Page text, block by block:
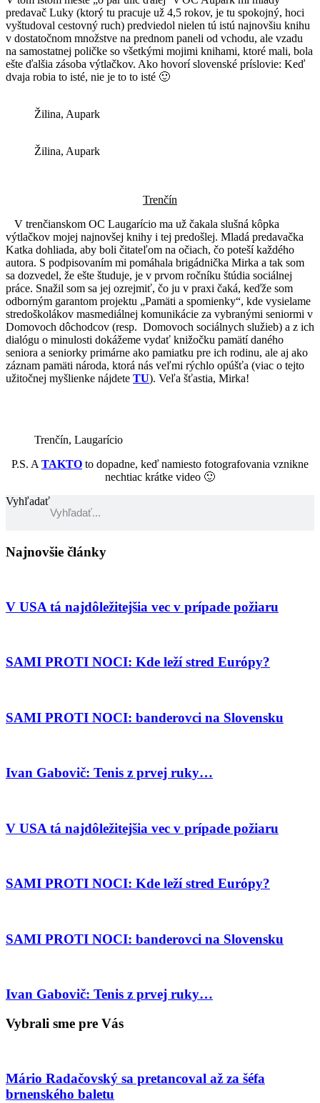
predavač Luky (ktorý tu pracuje už 4,5 rokov, je tu spokojný, hoci
vyštudoval cestovný ruch) predviedol nielen tú istú najnovšiu knihu
v dostatočnom množstve na prednom paneli od vchodu, ale vzadu
na samostatnej poličke so všetkými mojimi knihami, ktoré mali, bola
ešte ďalšia zásoba výtlačkov. Ako hovorí slovenské príslovie: Keď
dvaja robia to isté, nie je to to isté 🙂
Žilina, Aupark
Žilina, Aupark
Trenčín
V trenčianskom OC Laugarício ma už čakala slušná kôpka
výtlačkov mojej najnovšej knihy i tej predošlej. Mladá predavačka
Katka dohliada, aby boli čitateľom na očiach, čo poteší každého
autora. S podpisovaním mi pomáhala brigádnička Mirka a tak som
sa dozvedel, že ešte študuje, je v prvom ročníku štúdia sociálnej
práce. Snažil som sa jej ozrejmiť, čo ju v praxi čaká, keďže som
odborným garantom projektu „Pamäti a spomienky“, kde vysielame
stredoškolákov masmediálnej komunikácie za vybranými seniormi v
Domovoch dôchodcov (resp. Domovoch sociálnych služieb) a z ich
dialógu o minulosti dokážeme vydať knižočku pamätí daného
seniora a seniorky primárne ako pamiatku pre ich rodinu, ale aj ako
záznam pamäti národa, ktorá nás veľmi rýchlo opúšťa (viac o tejto
užitočnej myšlienke nájdete TU). Veľa šťastia, Mirka!
Trenčín, Laugarício
P.S. A TAKTO to dopadne, keď namiesto fotografovania vznikne
nechtiac krátke video 🙂
Vyhľadať
Najnovšie články
V USA tá najdôležitejšia vec v prípade požiaru
SAMI PROTI NOCI: Kde leží stred Európy?
SAMI PROTI NOCI: banderovci na Slovensku
Ivan Gabovič: Tenis z prvej ruky…
V USA tá najdôležitejšia vec v prípade požiaru
SAMI PROTI NOCI: Kde leží stred Európy?
SAMI PROTI NOCI: banderovci na Slovensku
Ivan Gabovič: Tenis z prvej ruky…
Vybrali sme pre Vás
Mário Radačovský sa pretancoval až za šéfa
brnenského baletu